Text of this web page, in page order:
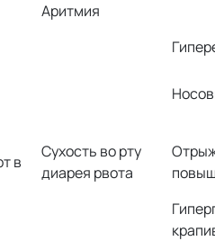
Аритмия
в
Сухость во рту
диарея рвота